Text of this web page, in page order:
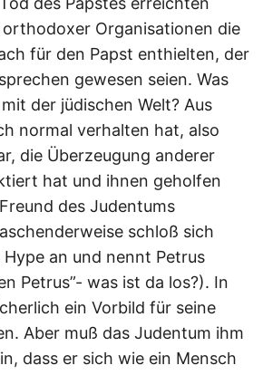
Organisationen die
für den Papst enthielten, der
gewesen seien. Was
der jüdischen Welt? Aus
normal verhalten hat, also
die Überzeugung anderer
hat und ihnen geholfen
des Judentums
schloß sich
Hype an und nennt Petrus
Petrus”- was ist da los?). In
ein Vorbild für seine
Aber muß das Judentum ihm
dass er sich wie ein Mensch